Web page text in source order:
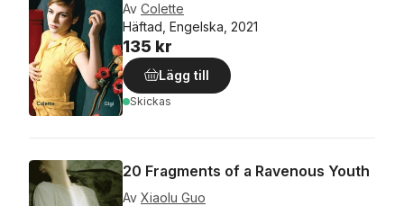
Av Colette
Häftad, Engelska, 2021
135 kr
Lägg till
Skickas
20 Fragments of a Ravenous Youth
Av Xiaolu Guo